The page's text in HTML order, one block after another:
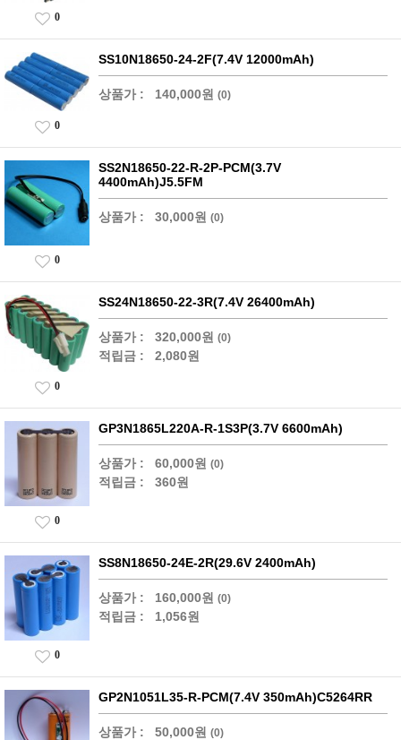
0
SS10N18650-24-2F(7.4V 12000mAh)
상품가 : 140,000원 (0)
0
SS2N18650-22-R-2P-PCM(3.7V
4400mAh)J5.5FM
상품가 : 30,000원 (0)
0
SS24N18650-22-3R(7.4V 26400mAh)
상품가 : 320,000원 (0)
적립금 : 2,080원
0
GP3N1865L220A-R-1S3P(3.7V 6600mAh)
상품가 : 60,000원 (0)
적립금 : 360원
0
SS8N18650-24E-2R(29.6V 2400mAh)
상품가 : 160,000원 (0)
적립금 : 1,056원
0
GP2N1051L35-R-PCM(7.4V 350mAh)C5264RR
상품가 : 50,000원 (0)